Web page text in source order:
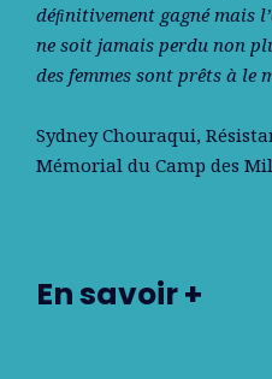
déﬁnitivement gagné mais
ne soit jamais perdu non
des femmes sont prêts à le
Sydney Chouraqui,
Mémorial du Camp des
En savoir +